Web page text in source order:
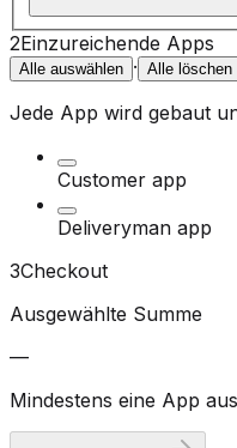
2Einzureichende Apps
Alle auswählen · Alle löschen
Jede App wird gebaut
Customer app
Deliveryman app
3Checkout
Ausgewählte Summe
—
Mindestens eine App